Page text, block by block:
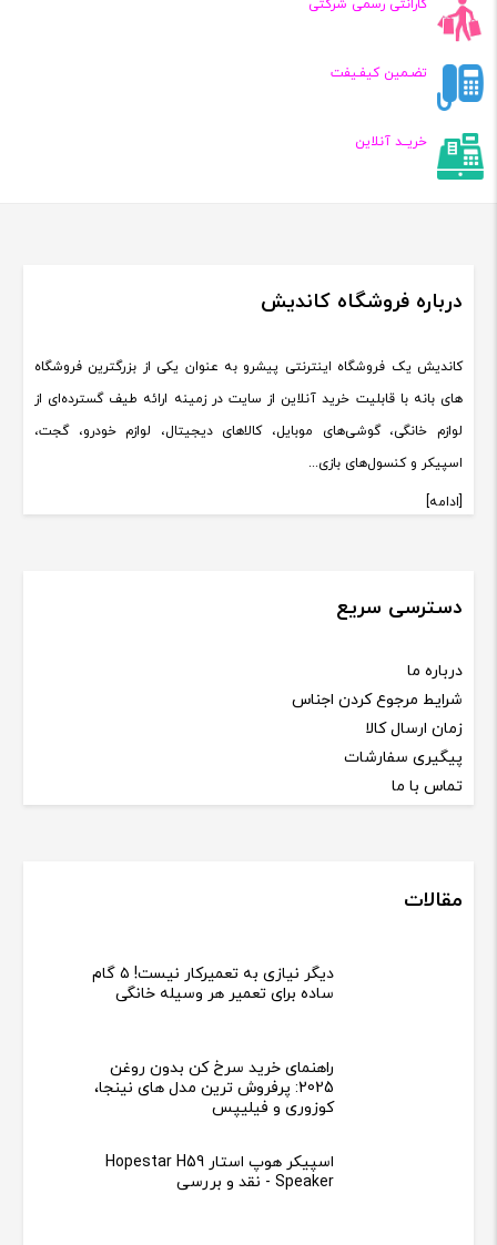
گارانتی رسمی شرکتی
تضـمین کیفـیفت
خریــد آنلاین
درباره فروشگاه کاندیش
کاندیش یک فروشگاه اینترنتی پیشرو به عنوان یکی از بزرگترین فروشگاه
های بانه با قابلیت خرید آنلاین از سایت در زمینه ارائه طیف گسترده‌ای از
لوازم خانگی، گوشی‌های موبایل، کالاهای دیجیتال، لوازم خودرو، گجت،
اسپیکر و کنسول‌های بازی...
[ادامه]
دسترسی سریع
درباره ما
شرایط مرجوع کردن اجناس
زمان ارسال کالا
پیگیری سفارشات
تماس با ما
مقالات
دیگر نیازی به تعمیرکار نیست! ۵ گام
ساده برای تعمیر هر وسیله خانگی
راهنمای خرید سرخ کن بدون روغن
2025: پرفروش ترین مدل های نینجا،
کوزوری و فیلیپس
اسپیکر هوپ استار Hopestar H59
Speaker - نقد و بررسی